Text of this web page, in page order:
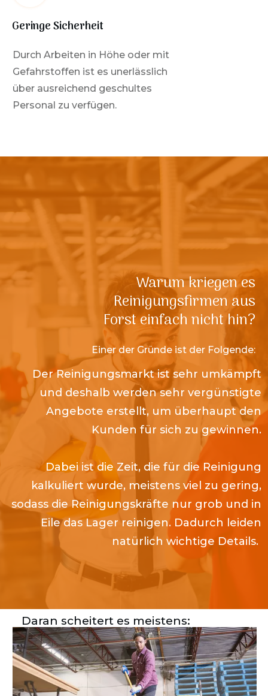
Geringe Sicherheit
Durch Arbeiten in Höhe oder mit
Gefahrstoffen ist es unerlässlich
über ausreichend geschultes
Personal zu verfügen.
Warum kriegen es
Reinigungsfirmen aus
Forsteinfach nicht hin?
Einer der Gründe ist der Folgende:
Der Reinigungsmarkt ist sehr umkämpft
und deshalb werden sehr vergünstigte
Angebote erstellt, um überhaupt den
Kunden für sich zu gewinnen.
Dabei ist die Zeit, die für die Reinigung
kalkuliert wurde, meistens viel zu gering,
sodass die Reinigungskräfte nur grob und in
Eile das Lager reinigen. Dadurch leiden
natürlich wichtige Details.
Daran scheitert es meistens: